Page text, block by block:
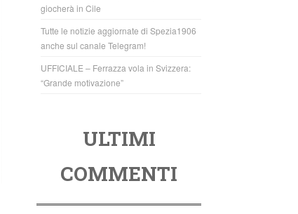
giocherà in Cile
Tutte le notizie aggiornate di Spezia1906
anche sul canale Telegram!
UFFICIALE – Ferrazza vola in Svizzera:
“Grande motivazione”
ULTIMI
COMMENTI